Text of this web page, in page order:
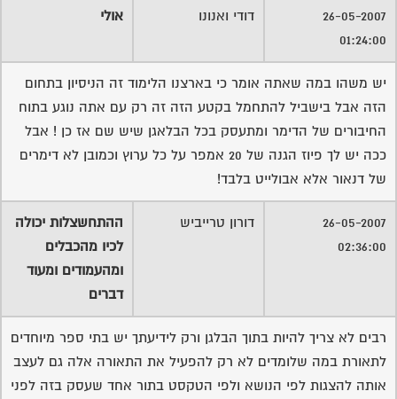
26-05-2007
01:24:00
דודי ואנונו אולי
יש משהו במה שאתה אומר כי בארצנו הלימוד זה הניסיון בתחום
הזה אבל בישביל להתחמל בקטע הזה זה רק עם אתה נוגע בתוח
החיבורים של הדימר ומתעסק בכל הבלאגן שיש שם אז כן ! אבל
ככה יש לך פיוז הגנה של 20 אמפר על כל ערוץ וכמובן לא דימרים
של דנאור אלא אבולייט בלבד!
26-05-2007
02:36:00
דורון טרייביש
ההתחשצלות יכולה
לכיו מהכבלים
ומהעמודים ומעוד
דברים
רבים לא צריך להיות בתוך הבלגן ורק לידיעתך יש בתי ספר מיוחדים
לתאורת במה שלומדים לא רק להפעיל את התאורה אלה גם לעצב
אותה להצגות לפי הנושא ולפי הטקסט בתור אחד שעסק בזה לפני